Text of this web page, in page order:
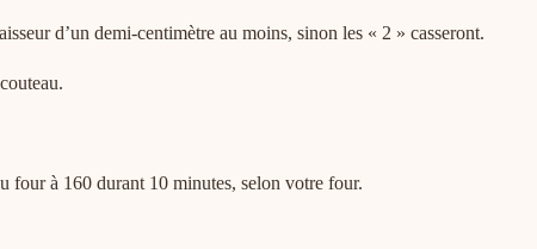
d’un demi-centimètre au moins, sinon les « 2 » casseront.
four à 160 durant 10 minutes, selon votre four.